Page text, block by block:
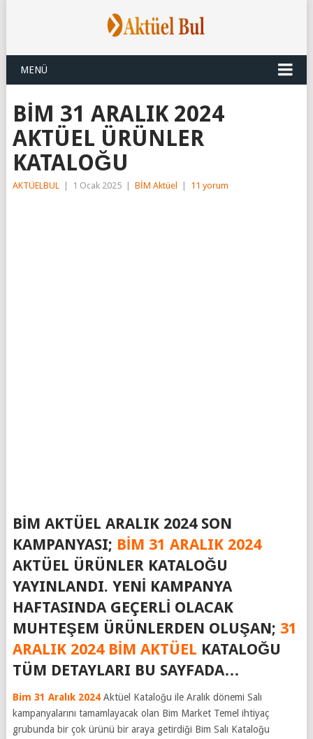
MENÜ
BİM 31 ARALIK 2024
AKTÜEL ÜRÜNLER
KATALOĞU
AKTÜELBUL 1 Ocak 2025 BİM Aktüel 11 yorum
BIM AKTÜEL ARALIK 2024 SON
KAMPANYASI; BIM 31 ARALIK 2024
AKTÜEL ÜRÜNLER KATALOĞU
YAYINLANDI. YENI KAMPANYA
HAFTASINDA GEÇERLI OLACAK
MUHTEŞEM ÜRÜNLERDEN OLUŞAN; 31
ARALIK 2024 BIM AKTÜEL KATALOĞU
TÜM DETAYLARI BU SAYFADA…
Bim 31 Aralık 2024 Aktüel Kataloğu ile Aralık dönemi Salı
kampanyalarını tamamlayacak olan Bim Market Temel ihtiyaç
grubunda bir çok ürünü bir araya getirdiği Bim Salı Kataloğu